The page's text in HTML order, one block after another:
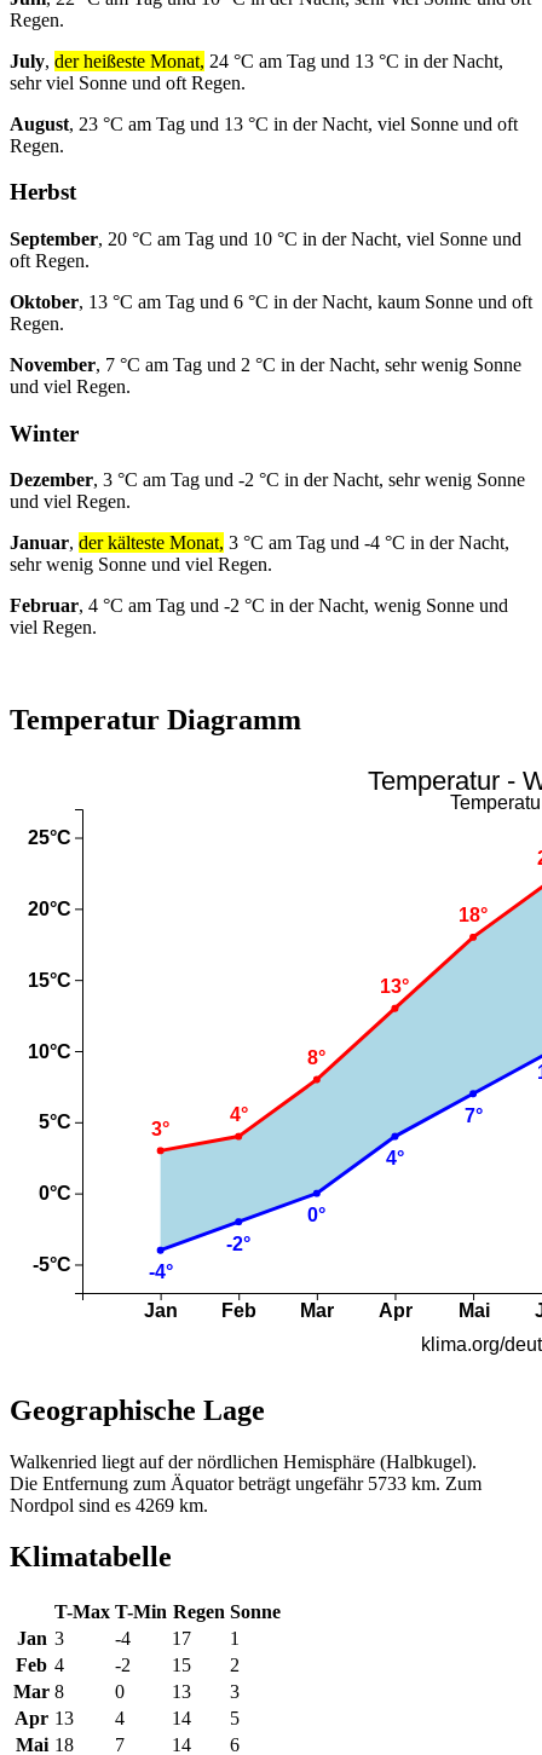
Regen.
July, der heißeste Monat, 24 °C am Tag und 13 °C in der Nacht,
sehr viel Sonne und oft Regen.
August, 23 °C am Tag und 13 °C in der Nacht, viel Sonne und oft
Regen.
Herbst
September, 20 °C am Tag und 10 °C in der Nacht, viel Sonne und
oft Regen.
Oktober, 13 °C am Tag und 6 °C in der Nacht, kaum Sonne und oft
Regen.
November, 7 °C am Tag und 2 °C in der Nacht, sehr wenig Sonne
und viel Regen.
Winter
Dezember, 3 °C am Tag und -2 °C in der Nacht, sehr wenig Sonne
und viel Regen.
Januar, der kälteste Monat, 3 °C am Tag und -4 °C in der Nacht,
sehr wenig Sonne und viel Regen.
Februar, 4 °C am Tag und -2 °C in der Nacht, wenig Sonne und
viel Regen.
Temperatur Diagramm
Geographische Lage
Walkenried liegt auf der nördlichen Hemisphäre (Halbkugel).
Die Entfernung zum Äquator beträgt ungefähr 5733 km. Zum
Nordpol sind es 4269 km.
Klimatabelle
T-Max T-Min Regen Sonne
Jan 3 -4 17
1
Feb 4 -2 15
2
Mar 8 0 13
3
Apr 13 4 14
5
Mai 18 7 14 6